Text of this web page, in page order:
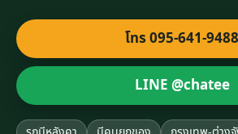
โทร 095-641-9488
LINE @chatee